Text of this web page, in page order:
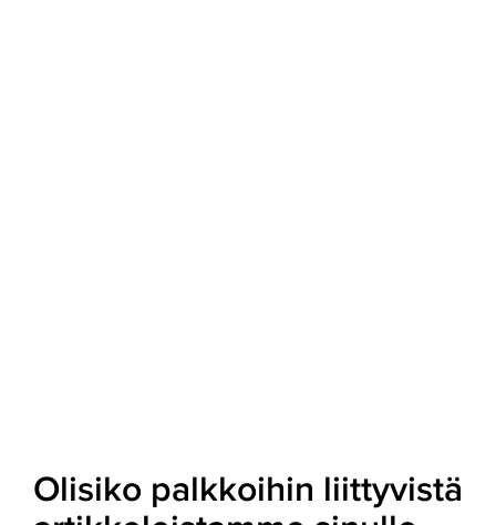
Olisiko palkkoihin liittyvistä